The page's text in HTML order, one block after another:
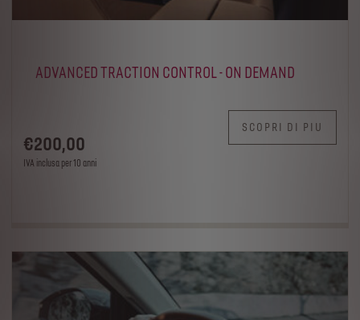
ADVANCED TRACTION CONTROL - ON DEMAND
€200,00
IVA inclusa per 10 anni
SCOPRI DI PIU